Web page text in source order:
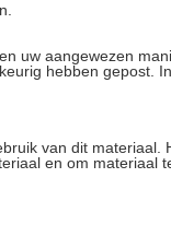
uw aangewezen
hebben gepost.
van dit materiaal.
en om materiaal